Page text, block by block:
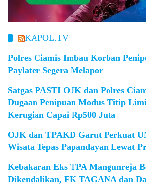
KAPOL.TV
Polres Ciamis Imbau Korban
Paylater Segera Melapor
Satgas PASTI OJK dan Polres
Dugaan Penipuan Modus Titip
Kerugian Capai Rp500 Juta
OJK dan TPAKD Garut Perkuat
Wisata Tepas Papandayan Lewat
Kebakaran Eks TPA Mangunreja
Dikendalikan, FK TAGANA dan